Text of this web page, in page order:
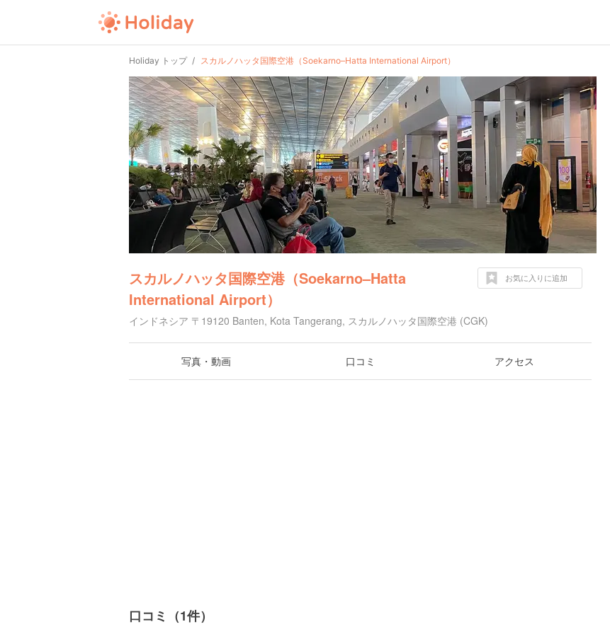
Holiday トップ スカルノハッタ国際空港（Soekarno–Hatta International Airport）
スカルノハッタ国際空港（Soekarno–Hatta
International Airport）
インドネシア 〒19120 Banten, Kota Tangerang, スカルノハッタ国際空港 (CGK)
お気に入りに追加
写真・動画 口コミ アクセス
口コミ（1件）